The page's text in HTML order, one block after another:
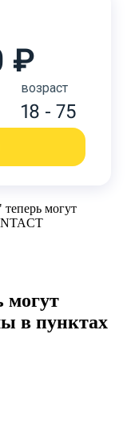
₽
возраст
18 - 75
могут
в пунктах